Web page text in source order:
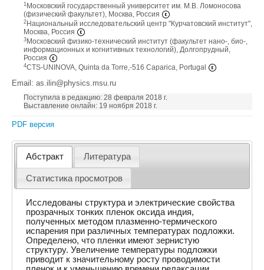
1 Московский государственный университет им. М.В. Ломоносова
(физический факультет), Москва, Россия
2 Национальный исследовательский центр "Курчатовский институт",
Москва, Россия
3 Московский физико-технический институт (факультет нано-, био-,
информационных и когнитивных технологий), Долгопрудный,
Россия
4CTS-UNINOVA, Quinta da Torre,-516 Caparica, Portugal
Email: as.ilin@physics.msu.ru
Поступила в редакцию: 28 февраля 2018 г.
Выставление онлайн: 19 ноября 2018 г.
PDF версия
Абстракт Литература
Статистика просмотров
Исследованы структура и электрические свойства
прозрачных тонких пленок оксида индия,
полученных методом плазменно-термического
испарения при различных температурах подложки.
Определено, что пленки имеют зернистую
структуру. Увеличение температуры подложки
приводит к значительному росту проводимости